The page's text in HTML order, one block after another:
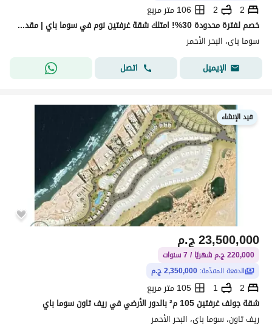
2
2
106 متر مربع
خصم لفترة محدودة 30%! امتلك شقة غرفتين نوم في سوما باي | مقدم 5% فقط وتقسيط حتى 5 سنوات
سوما باى، البحر الأحمر
الإيميل
اتصل
قيد الإنشاء
ج.م23,500,000
220,000 ج.م شهريًا / 7 سنوات
الدفعة المقدّمة: 2,350,000 ج.م
2
1
105 متر مربع
شقة جولف غرفتين 105 م² بالدور الأرضي في ريف تاون سوما باي
ريف تاون، سوما باى، البحر الأحمر